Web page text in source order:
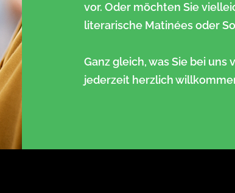
vor. Oder möchten Sie
literarische Matinées oder
Ganz gleich, was Sie bei uns
jederzeit herzlich